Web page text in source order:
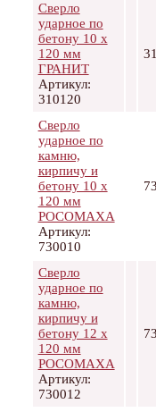
Сверло
ударное по
бетону 10 х
120 мм
ГРАНИТ
Артикул:
310120
Сверло
ударное по
камню,
кирпичу и
бетону 10 х
120 мм
РОСОМАХА
Артикул:
730010
Сверло
ударное по
камню,
кирпичу и
бетону 12 х
120 мм
РОСОМАХА
Артикул:
730012